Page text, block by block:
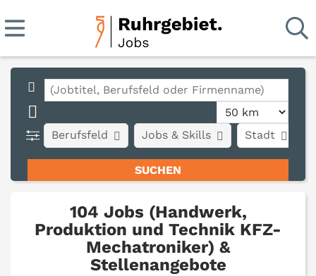
Stadt
Berufsfeld Jobs & Skills
104 Jobs (Handwerk,
Produktion und Technik KFZ-
Mechatroniker) &
Stellenangebote